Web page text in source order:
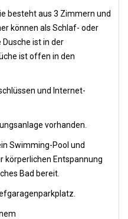
besteht aus 3 Zimmern und
können als Schlaf- oder
ist in der
ist offen in den
und Internet-
vorhanden.
Swimming-Pool und
körperlichen Entspannung
Bad bereit.